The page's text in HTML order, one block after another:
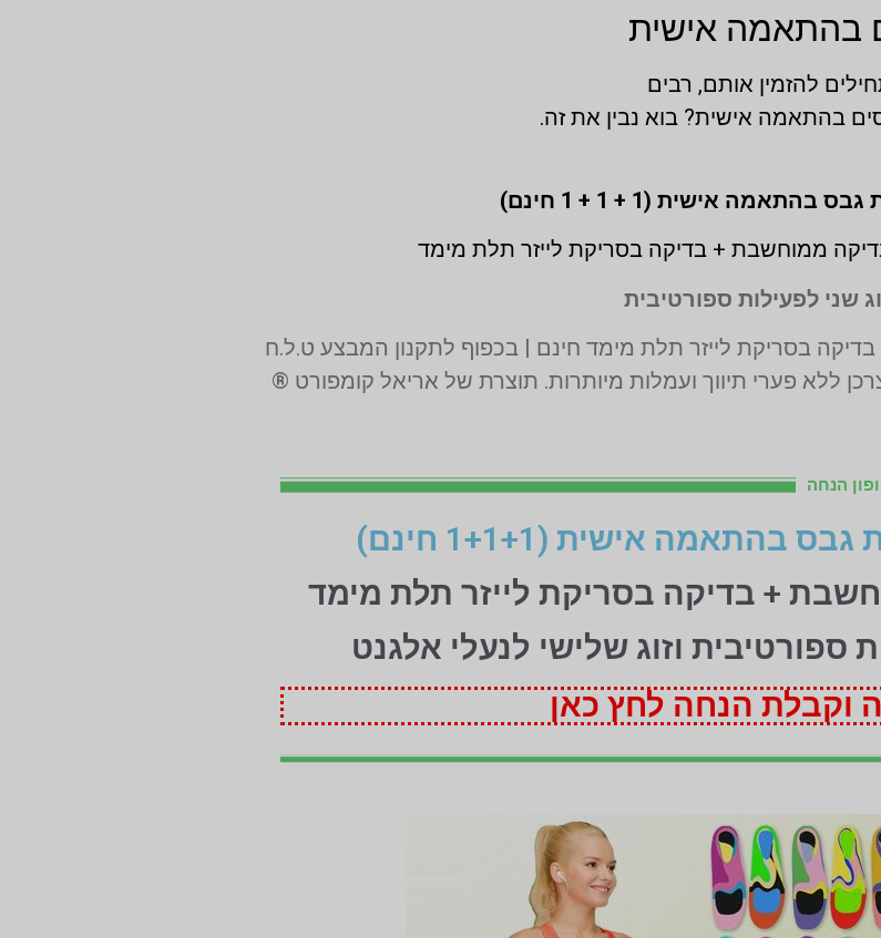
בהתאמה אישית
להזמין אותם, רבים
בהתאמה אישית? בוא נבין את זה.
ממוחשבת + בדיקה בסריקת לייזר תלת מימד
שני לפעילות ספורטיבית
ללא פערי תיווך ועמלות מיותרות. תוצרת של אריאל קומפורט ®
הנחה
+ בדיקה בסריקת לייזר תלת מימד
ספורטיבית וזוג שלישי לנעלי אלגנט
וקבלת הנחה לחץ כאן